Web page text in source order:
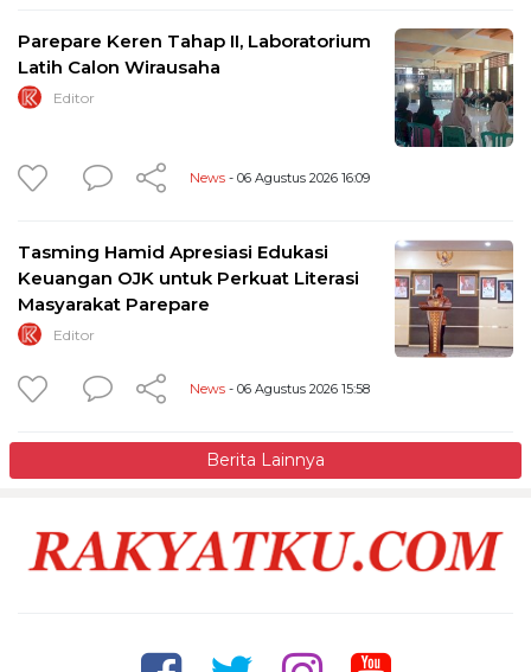
Parepare Keren Tahap II, Laboratorium
Latih Calon Wirausaha
Editor
News - 06 Agustus 2026 16:09
Tasming Hamid Apresiasi Edukasi
Keuangan OJK untuk Perkuat Literasi
Masyarakat Parepare
Editor
News - 06 Agustus 2026 15:58
Berita Lainnya